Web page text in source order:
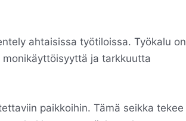
ahtaisissa työtiloissa. Työkalu on
ja tarkkuutta
paikkoihin. Tämä seikka tekee